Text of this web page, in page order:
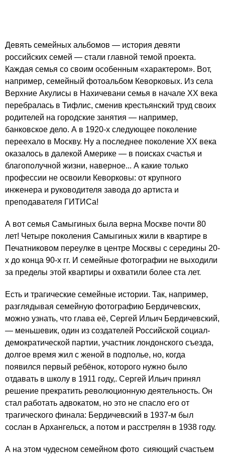
Девять семейных альбомов — история девяти
российских семей — стали главной темой проекта.
Каждая семья со своим особенным «характером». Вот,
например, семейный фотоальбом Кеворковых. Из села
Верхние Акулисы в Нахичевани семья в начале XX века
перебралась в Тифлис, сменив крестьянский труд своих
родителей на городские занятия — например,
банковское дело. А в 1920-х следующее поколение
переехало в Москву. Ну а последнее поколение XX века
оказалось в далекой Америке — в поисках счастья и
благополучной жизни, наверное... А какие только
профессии не освоили Кеворковы: от крупного
инженера и руководителя завода до артиста и
преподавателя ГИТИСа!
А вот семья Самыгиных была верна Москве почти 80
лет! Четыре поколения Самыгиных жили в квартире в
Печатниковом переулке в центре Москвы с середины 20-
х до конца 90-х гг. И семейные фотографии не выходили
за пределы этой квартиры и охватили более ста лет.
Есть и трагические семейные истории. Так, например,
разглядывая семейную фотографию Бердичевских,
можно узнать, что глава её, Сергей Ильич Бердичевский,
— меньшевик, один из создателей Российской социал-
демократической партии, участник лондонского съезда,
долгое время жил с женой в подполье, но, когда
появился первый ребёнок, которого нужно было
отдавать в школу в 1911 году,. Сергей Ильич принял
решение прекратить революционную деятельность. Он
стал работать адвокатом, но это не спасло его от
трагического финала: Бердичевский в 1937-м был
сослан в Архангельск, а потом и расстрелян в 1938 году.
А на этом чудесном семейном фото сияющий счастьем